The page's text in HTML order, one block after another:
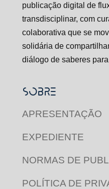
publicação digital de
transdisciplinar, com
colaborativa que se
solidária de
diálogo de saberes
SOBRE
APRESENTAÇÃO
EXPEDIENTE
NORMAS DE
POLÍTICA DE